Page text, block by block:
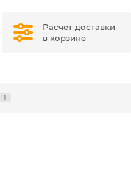
Расчет доставки
в корзине
1